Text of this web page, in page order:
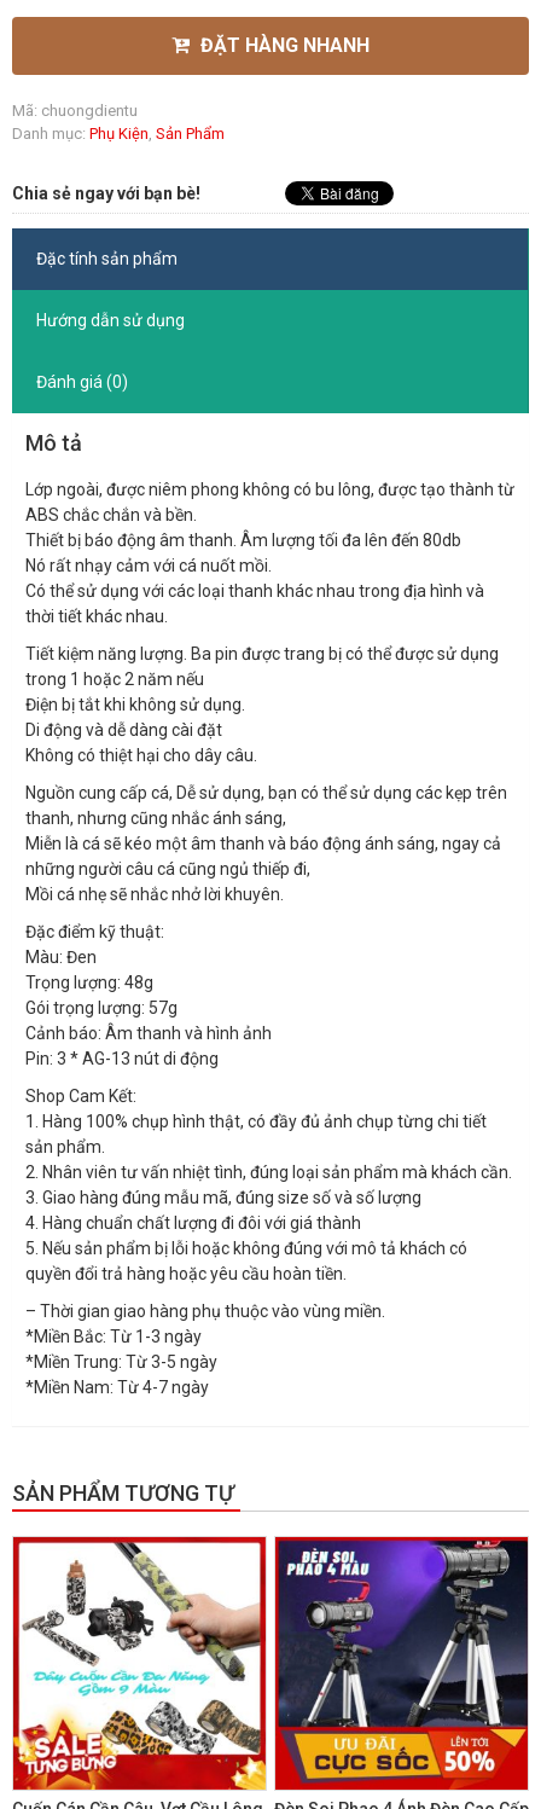
ĐẶT HÀNG NHANH
Mã: chuongdientu
Danh mục: Phụ Kiện, Sản Phẩm
Chia sẻ ngay với bạn bè!
Đặc tính sản phẩm
Hướng dẫn sử dụng
Đánh giá (0)
Mô tả
Lớp ngoài, được niêm phong không có bu lông, được tạo thành từ
ABS chắc chắn và bền.
Thiết bị báo động âm thanh. Âm lượng tối đa lên đến 80db
Nó rất nhạy cảm với cá nuốt mồi.
Có thể sử dụng với các loại thanh khác nhau trong địa hình và
thời tiết khác nhau.
Tiết kiệm năng lượng. Ba pin được trang bị có thể được sử dụng
trong 1 hoặc 2 năm nếu
Điện bị tắt khi không sử dụng.
Di động và dễ dàng cài đặt
Không có thiệt hại cho dây câu.
Nguồn cung cấp cá, Dễ sử dụng, bạn có thể sử dụng các kẹp trên
thanh, nhưng cũng nhắc ánh sáng,
Miễn là cá sẽ kéo một âm thanh và báo động ánh sáng, ngay cả
những người câu cá cũng ngủ thiếp đi,
Mồi cá nhẹ sẽ nhắc nhở lời khuyên.
Đặc điểm kỹ thuật:
Màu: Đen
Trọng lượng: 48g
Gói trọng lượng: 57g
Cảnh báo: Âm thanh và hình ảnh
Pin: 3 * AG-13 nút di động
Shop Cam Kết:
1. Hàng 100% chụp hình thật, có đầy đủ ảnh chụp từng chi tiết
sản phẩm.
2. Nhân viên tư vấn nhiệt tình, đúng loại sản phẩm mà khách cần.
3. Giao hàng đúng mẫu mã, đúng size số và số lượng
4. Hàng chuẩn chất lượng đi đôi với giá thành
5. Nếu sản phẩm bị lỗi hoặc không đúng với mô tả khách có
quyền đổi trả hàng hoặc yêu cầu hoàn tiền.
– Thời gian giao hàng phụ thuộc vào vùng miền.
*Miền Bắc: Từ 1-3 ngày
*Miền Trung: Từ 3-5 ngày
*Miền Nam: Từ 4-7 ngày
SẢN PHẨM TƯƠNG TỰ
GIẢM GIÁ!